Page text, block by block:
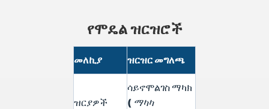
የሞዴል ዝርዝሮች
መለኪያ ዝርዝር መግለጫ
ዝርያዎች
ሳይኖሞልገስ ማካክ
( ማካካ